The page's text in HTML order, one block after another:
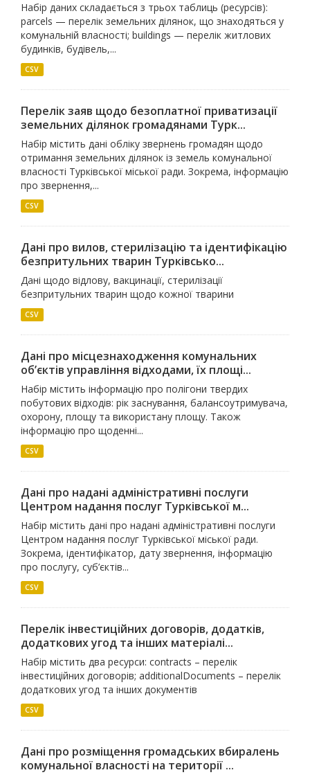
Набір даних складається з трьох таблиць (ресурсів):
parcels — перелік земельних ділянок, що знаходяться у
комунальній власності; buildings — перелік житлових
будинків, будівель,...
CSV
Перелік заяв щодо безоплатної приватизації
земельних ділянок громадянами Турк...
Набір містить дані обліку звернень громадян щодо
отримання земельних ділянок із земель комунальної
власності Турківської міської ради. Зокрема, інформацію
про звернення,...
CSV
Дані про вилов, стерилізацію та ідентифікацію
безпритульних тварин Турківсько...
Дані щодо відлову, вакцинації, стерилізації
безпритульних тварин щодо кожної тварини
CSV
Дані про місцезнаходження комунальних
об’єктів управління відходами, їх площі...
Набір містить інформацію про полігони твердих
побутових відходів: рік заснування, балансоутримувача,
охорону, площу та використану площу. Також
інформацію про щоденні...
CSV
Дані про надані адміністративні послуги
Центром надання послуг Турківської м...
Набір містить дані про надані адміністративні послуги
Центром надання послуг Турківської міської ради.
Зокрема, ідентифікатор, дату звернення, інформацію
про послугу, суб’єктів...
CSV
Перелік інвестиційних договорів, додатків,
додаткових угод та інших матеріалі...
Набір містить два ресурси: contracts – перелік
інвестиційних договорів; additionalDocuments – перелік
додаткових угод та інших документів
CSV
Дані про розміщення громадських вбиралень
комунальної власності на території ...